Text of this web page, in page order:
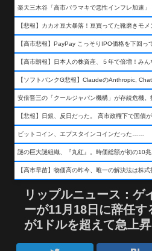
【悲報】カカオ豆大暴落！豆買ってた靴磨きモ
【高市悲報】PayPay こっそりIPO価格を下回っ
【高市朗報】日本人の株資産、５年で倍増！み
【悲報】日銀、反日だった。 高市政権下で国債
ビットコイン、エプスタインコインだった……
リップルニュース：ゲ
ーが11月18日に辞任す
が1ドルを超えて急上昇